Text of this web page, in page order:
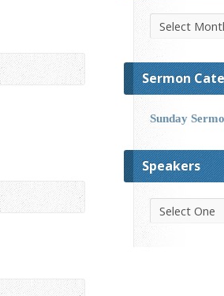
Sermon
Sunday
Speakers